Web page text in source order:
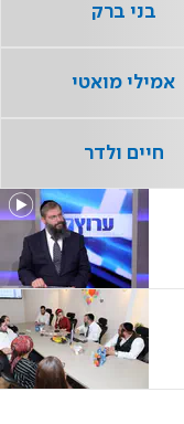
בני ברק
אמילי מואטי
חיים ולדר